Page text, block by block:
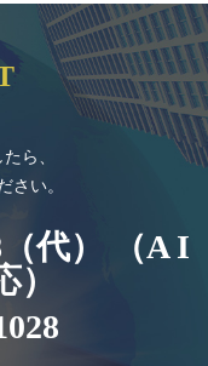
ら、
さい。
代） （A I